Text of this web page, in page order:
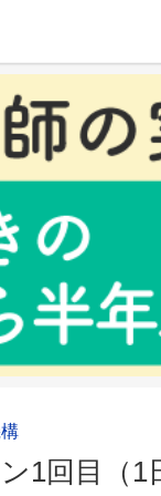
1回目（1日目）
1回目（1